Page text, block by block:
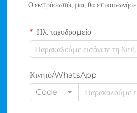
Ο εκπρόσωπός μας θα
Ηλ. ταχυδρομείο
Κινητό/WhatsApp
Code